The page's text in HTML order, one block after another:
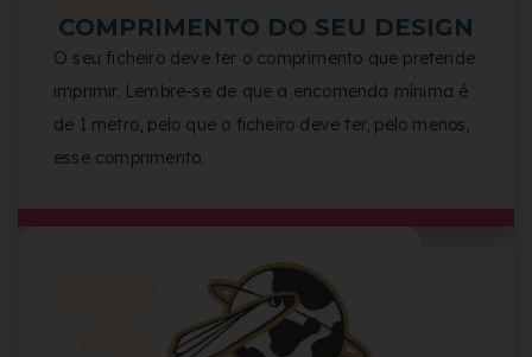
COMPRIMENTO DO SEU DESIGN
O seu ficheiro deve ter o comprimento que pretende
imprimir. Lembre-se de que a encomenda mínima é
de 1 metro, pelo que o ficheiro deve ter, pelo menos,
esse comprimento.